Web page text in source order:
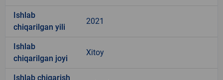
Ishlab
chiqarilgan yili
2021
Ishlab
chiqarilgan joyi
Xitoy
Ishlab chiqarish